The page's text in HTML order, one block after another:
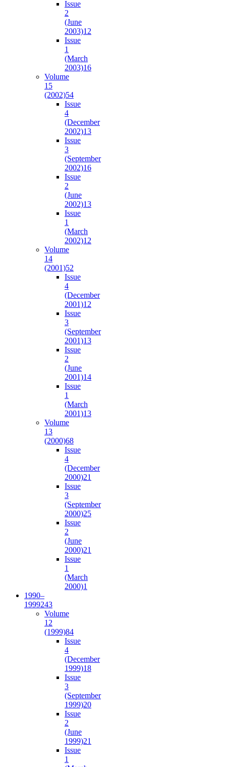
Issue
2
(June
2003)12
Issue
1
(March
2003)16
Volume
15
(2002)54
Issue
4
(December
2002)13
Issue
3
(September
2002)16
Issue
2
(June
2002)13
Issue
1
(March
2002)12
Volume
14
(2001)52
Issue
4
(December
2001)12
Issue
3
(September
2001)13
Issue
2
(June
2001)14
Issue
1
(March
2001)13
Volume
13
(2000)68
Issue
4
(December
2000)21
Issue
3
(September
2000)25
Issue
2
(June
2000)21
Issue
1
(March
2000)1
1990–
1999243
Volume
12
(1999)84
Issue
4
(December
1999)18
Issue
3
(September
1999)20
Issue
2
(June
1999)21
Issue
1